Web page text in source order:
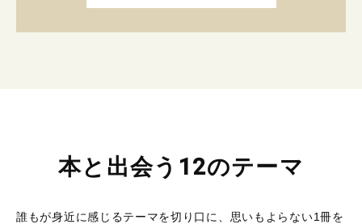
本と出会う12のテーマ
誰もが身近に感じるテーマを切り口に、思いもよらない1冊を